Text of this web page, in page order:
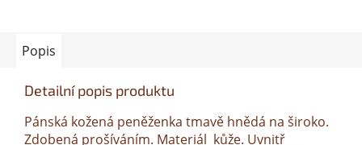
Popis
Detailní popis produktu
Pánská kožená peněženka tmavě hnědá na široko.
Zdobená prošíváním. Materiál kůže. Uvnitř